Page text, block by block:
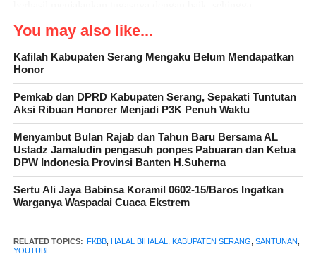
pembubaran panitia dilakukan sebagai bentuk apresiasi atas kerja
keras dan dedikasi mereka.
Ketua FKBB, Nasudin
keras dalam menyelenggarakan acara tersebut. “Kami
mengucapkan terima kasih atas kerja keras dan dedikasi panitia
yang telah membuat acara Halalbihalal dan santunan anak yatim
berjalan sukses. Semoga kebersamaan dan semangat
kekeluargaan yang tercipta hari ini dapat terjaga terus dalam
FKBB,” ujarnya, Kamis (09/05/2024).
You may also like...
Kafilah Kabupaten Serang Mengaku Belum Mendapatkan
Honor
Pemkab dan DPRD Kabupaten Serang, Sepakati Tuntutan
Aksi Ribuan Honorer Menjadi P3K Penuh Waktu
Menyambut Bulan Rajab dan Tahun Baru Bersama AL
Ustadz Jamaludin pengasuh ponpes Pabuaran dan Ketua
DPW Indonesia Provinsi Banten H.Suherna
Sertu Ali Jaya Babinsa Koramil 0602-15/Baros Ingatkan
Warganya Waspadai Cuaca Ekstrem
RELATED TOPICS: FKBB, HALAL BIHALAL KABUPATEN SERANG SANTUNAN
YOUTUBE